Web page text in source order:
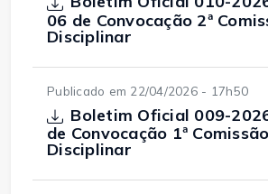
06 de Convocação 2ª
Disciplinar
Publicado em 22/04/2026 - 17h50
Boletim Oficial 009-
de Convocação 1ª Comissão
Disciplinar